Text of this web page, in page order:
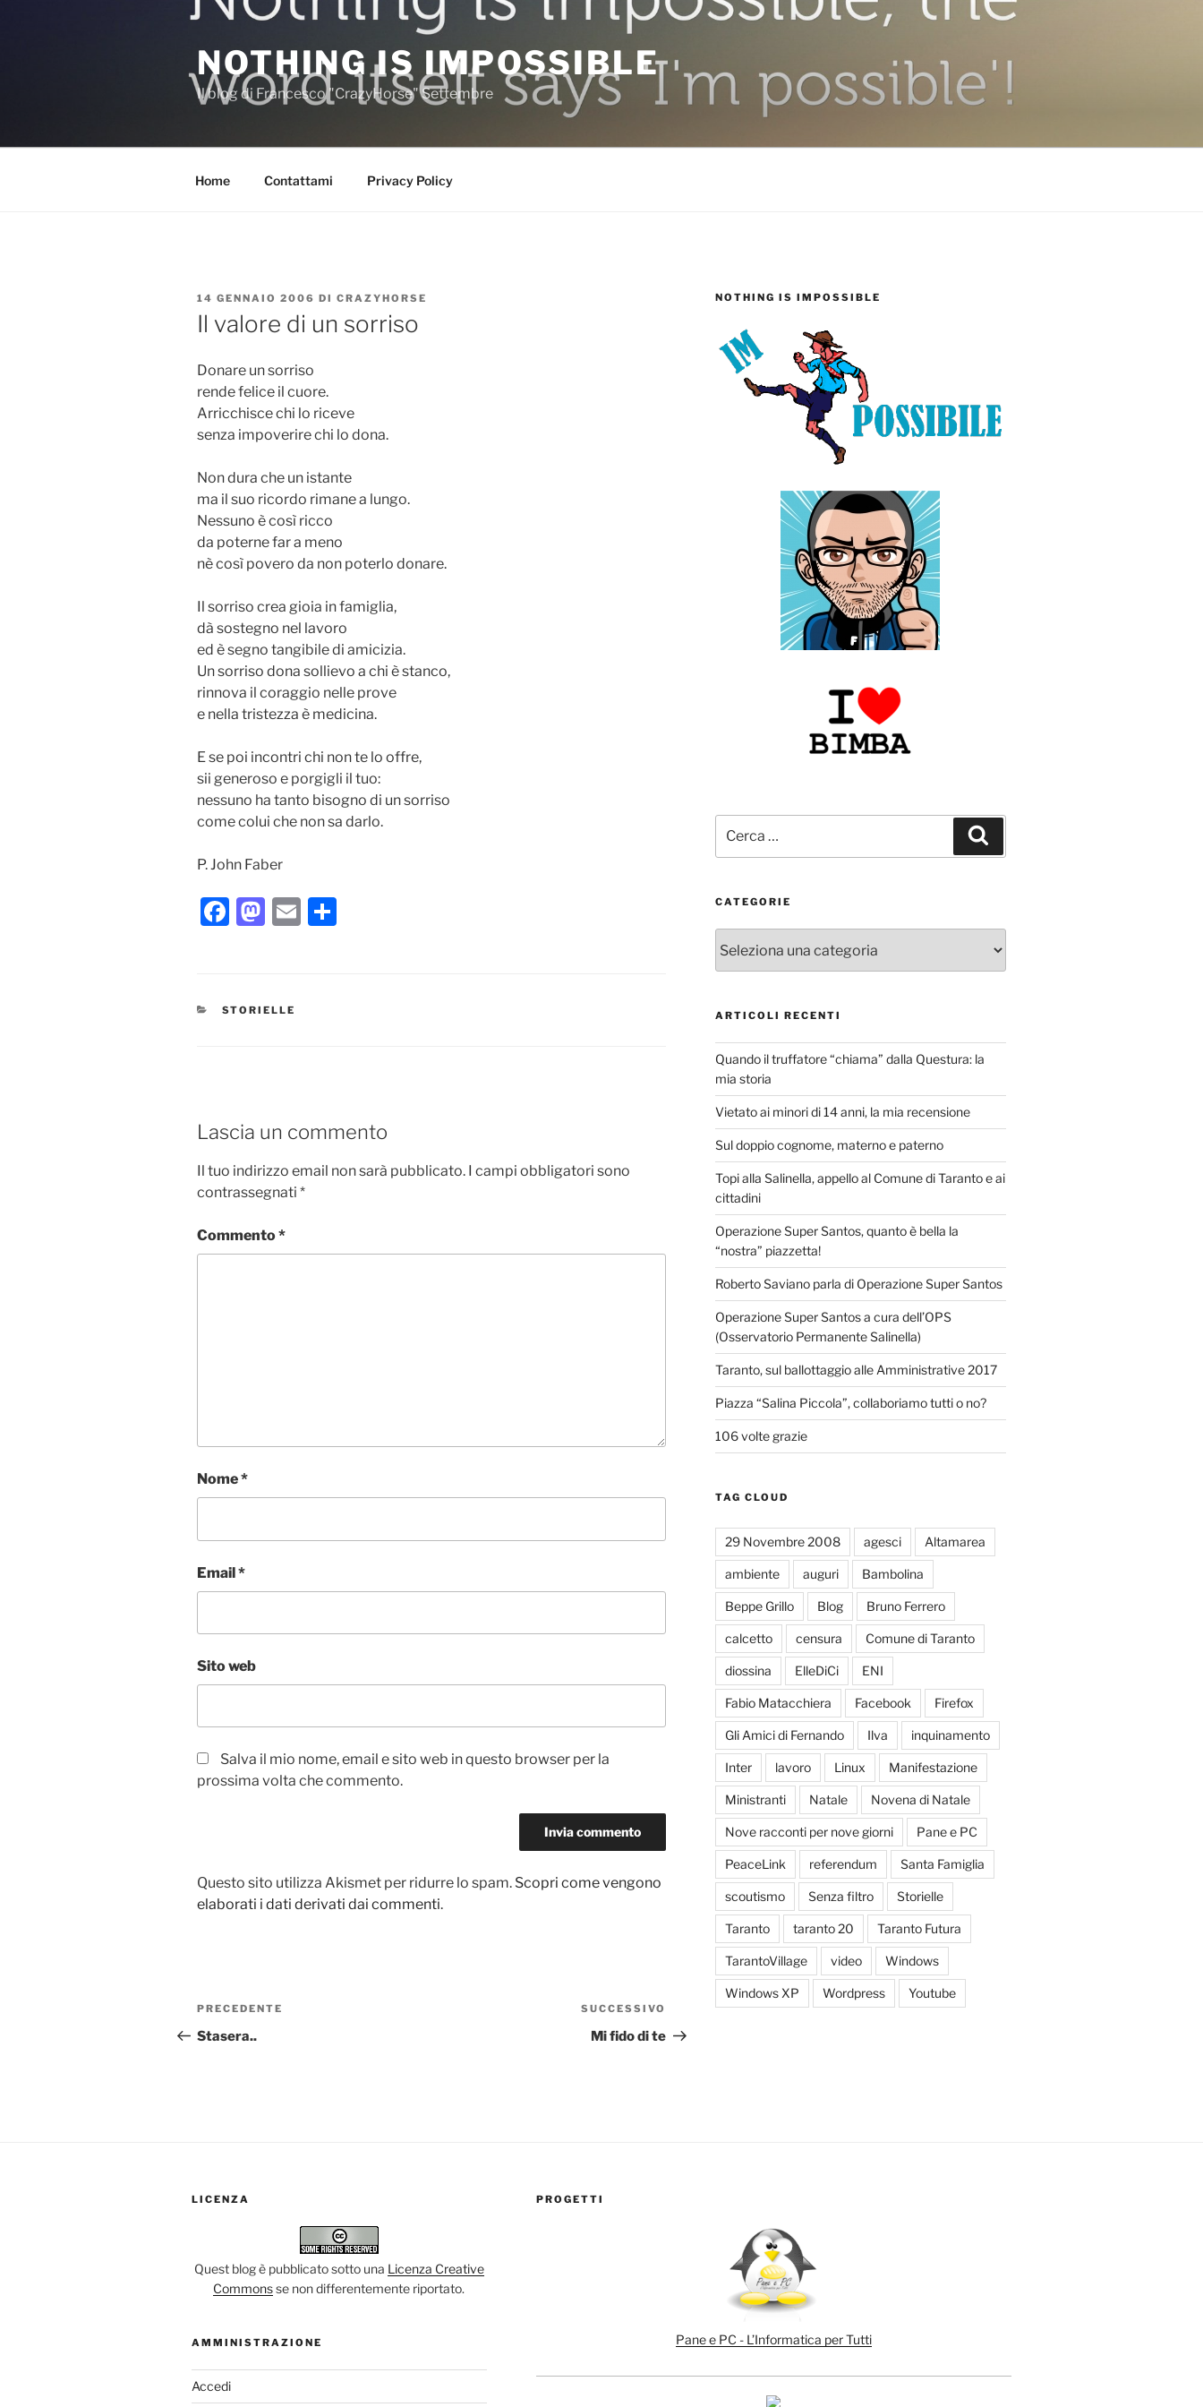
NOTHING IS IMPOSSIBLE
Il blog di Francesco "CrazyHorse" Settembre
Home Contattami Privacy Policy
PUBBLICATO
IL
14 GENNAIO 2006 DI CRAZYHORSE
Il valore di un sorriso
Donare un sorriso
rende felice il cuore.
Arricchisce chi lo riceve
senza impoverire chi lo dona.
Non dura che un istante
ma il suo ricordo rimane a lungo.
Nessuno è così ricco
da poterne far a meno
nè così povero da non poterlo donare.
Il sorriso crea gioia in famiglia,
dà sostegno nel lavoro
ed è segno tangibile di amicizia.
Un sorriso dona sollievo a chi è stanco,
rinnova il coraggio nelle prove
e nella tristezza è medicina.
E se poi incontri chi non te lo offre,
sii generoso e porgigli il tuo:
nessuno ha tanto bisogno di un sorriso
come colui che non sa darlo.
P. John Faber
F
e
M
o
E
CATEGORIE
STORIELLE
Lascia un commento
Il tuo indirizzo email non sarà pubblicato. I campi obbligatori sono
contrassegnati *
Commento*
Nome*
Email*
Sito web
Salva il mio nome, email e sito web in questo browser per la
prossima volta che commento.
Questo sito utilizza Akismet per ridurre lo spam. Scopri come vengono
elaborati i dati derivati dai commenti.
Navigazione
articoli
Articolo
precedente:
PRECEDENTE
Stasera..
Articolo
successivo
SUCCESSIVO
Mi fido di te
NOTHING IS IMPOSSIBLE
CATEGORIE
ARTICOLI RECENTI
Quando il truffatore “chiama” dalla Questura: la
mia storia
Vietato ai minori di 14 anni, la mia recensione
Sul doppio cognome, materno e paterno
Topi alla Salinella, appello al Comune di Taranto e ai
cittadini
Operazione Super Santos, quanto è bella la
“nostra” piazzetta!
Roberto Saviano parla di Operazione Super Santos
Operazione Super Santos a cura dell’OPS
(Osservatorio Permanente Salinella)
Taranto, sul ballottaggio alle Amministrative 2017
Piazza “Salina Piccola”, collaboriamo tutti o no?
106 volte grazie
TAG CLOUD
29 Novembre 2008 agesci Altamarea
ambiente auguri Bambolina
Beppe Grillo Blog Bruno Ferrero
calcetto censura Comune di Taranto
diossina ElleDiCi ENI
Fabio Matacchiera Facebook Firefox
Gli Amici di Fernando Ilva inquinamento
Inter lavoro Linux Manifestazione
Ministranti Natale Novena di Natale
Nove racconti per nove giorni Pane e PC
PeaceLink referendum Santa Famiglia
scoutismo Senza filtro Storielle
Taranto taranto 20 Taranto Futura
TarantoVillage video Windows
Windows XP Wordpress Youtube
LICENZA
Quest blog è pubblicato sotto una Licenza Creative
Commonsse non differentemente riportato.
AMMINISTRAZIONE
Accedi
PROGETTI
Pane e PC - L’Informatica per Tutti